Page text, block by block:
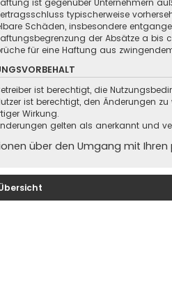
ist gegenüber Unternehmern
typischerweise
Schäden, insbesondere
der Absätze a bis
für eine Haftung aus
ist berechtigt, die
ist berechtigt, den Änderungen
Wirkung.
gelten als anerkannt und
über den Umgang mit Ihren